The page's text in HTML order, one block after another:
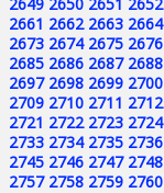
2661 2662 2663 2664
2673 2674 2675 2676
2685 2686 2687 2688
2697 2698 2699 2700
2709 2710 2711 2712
2721 2722 2723 2724
2733 2734 2735 2736
2745 2746 2747 2748
2757 2758 2759 2760